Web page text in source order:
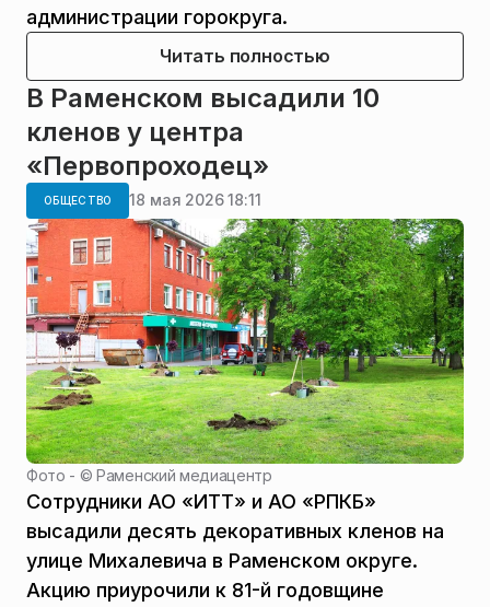
администрации горокруга.
Читать полностью
В Раменском высадили 10
кленов у центра
«Первопроходец»
ОБЩЕСТВО 18 мая 2026 18:11
Фото - ©Раменский медиацентр
Сотрудники АО «ИТТ» и АО «РПКБ»
высадили десять декоративных кленов на
улице Михалевича в Раменском округе.
Акцию приурочили к 81-й годовщине